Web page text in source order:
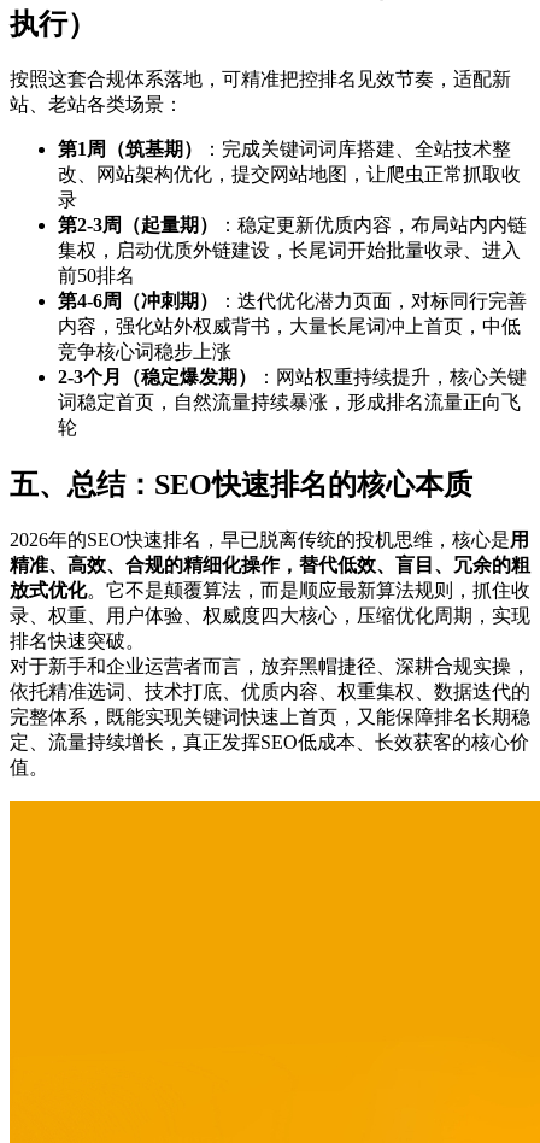
执行）
按照这套合规体系落地，可精准把控排名见效节奏，适配新
站、老站各类场景：
第1周（筑基期）
：完成关键词词库搭建、全站技术整
改、网站架构优化，提交网站地图，让爬虫正常抓取收
录
第2-3周（起量期）
：稳定更新优质内容，布局站内内链
集权，启动优质外链建设，长尾词开始批量收录、进入
前50排名
第4-6周（冲刺期）
：迭代优化潜力页面，对标同行完善
内容，强化站外权威背书，大量长尾词冲上首页，中低
竞争核心词稳步上涨
2-3个月（稳定爆发期）
：网站权重持续提升，核心关键
词稳定首页，自然流量持续暴涨，形成排名流量正向飞
轮
五、总结：SEO快速排名的核心本质
2026年的SEO快速排名，早已脱离传统的投机思维，核心是用
精准、高效、合规的精细化操作，替代低效、盲目、冗余的粗
放式优化。它不是颠覆算法，而是顺应最新算法规则，抓住收
录、权重、用户体验、权威度四大核心，压缩优化周期，实现
排名快速突破。
对于新手和企业运营者而言，放弃黑帽捷径、深耕合规实操，
依托精准选词、技术打底、优质内容、权重集权、数据迭代的
完整体系，既能实现关键词快速上首页，又能保障排名长期稳
定、流量持续增长，真正发挥SEO低成本、长效获客的核心价
值。